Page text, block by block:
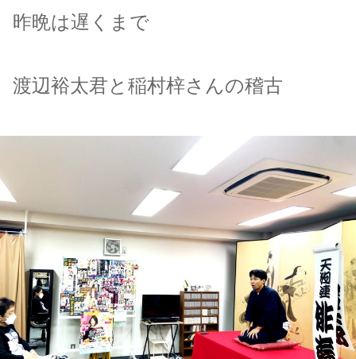
昨晩は遅くまで
渡辺裕太君と稲村梓さんの稽古